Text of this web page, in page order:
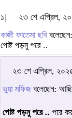
১|
২৩ শে এপ্রিল,
কাজী ফাতেমা ছবি
পোষ্ট পড়মু পরে ..
২৩ শে এপ্রিল,
ভুয়া মফিজ বলেছেন:
পোষ্ট পড়মু পরে .. পরে